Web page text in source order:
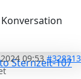
09:53 #328313